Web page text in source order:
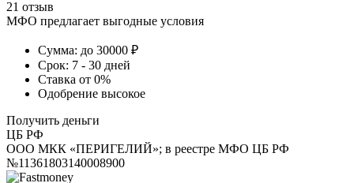
21 отзыв
МФО предлагает выгодные условия
Сумма: до 30000 ₽
Срок: 7 - 30 дней
Ставка от 0%
Одобрение высокое
Получить деньги
ЦБ РФ
ООО МКК «ПЕРИГЕЛИЙ»; в реестре МФО ЦБ РФ
№11361803140008900